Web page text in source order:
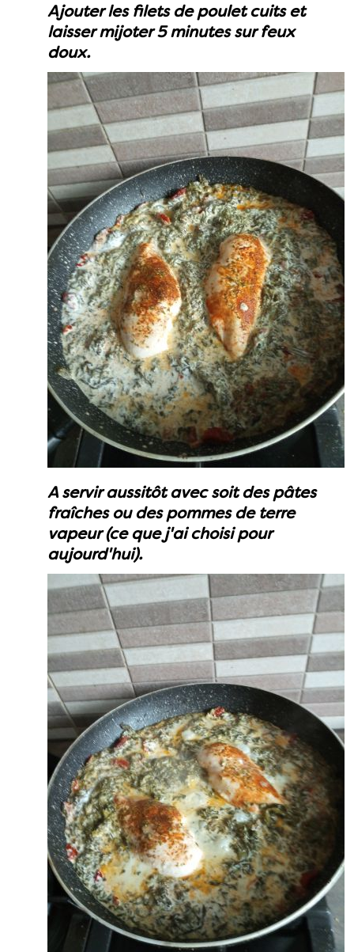
Ajouter les filets de poulet cuits et
laisser mijoter 5 minutes sur feux
doux.
A servir aussitôt avec soit des pâtes
fraîches ou des pommes de terre
vapeur (ce que j'ai choisi pour
aujourd'hui).